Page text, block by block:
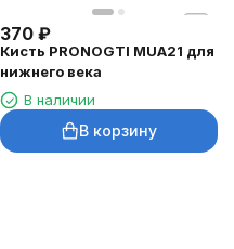
370 ₽
Кисть PRONOGTI MUA21 для
нижнего века
В наличии
В корзину